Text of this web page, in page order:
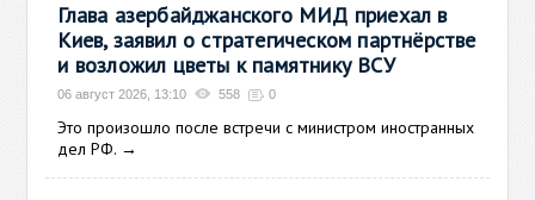
Глава азербайджанского МИД приехал в
Киев, заявил о стратегическом партнёрстве
и возложил цветы к памятнику ВСУ
06 август 2026, 13:10 558 0
Это произошло после встречи с министром иностранных
дел РФ. →